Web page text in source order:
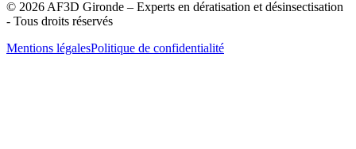
© 2026 AF3D Gironde – Experts en dératisation et désinsectisation
- Tous droits réservés
Mentions légalesPolitique de confidentialité